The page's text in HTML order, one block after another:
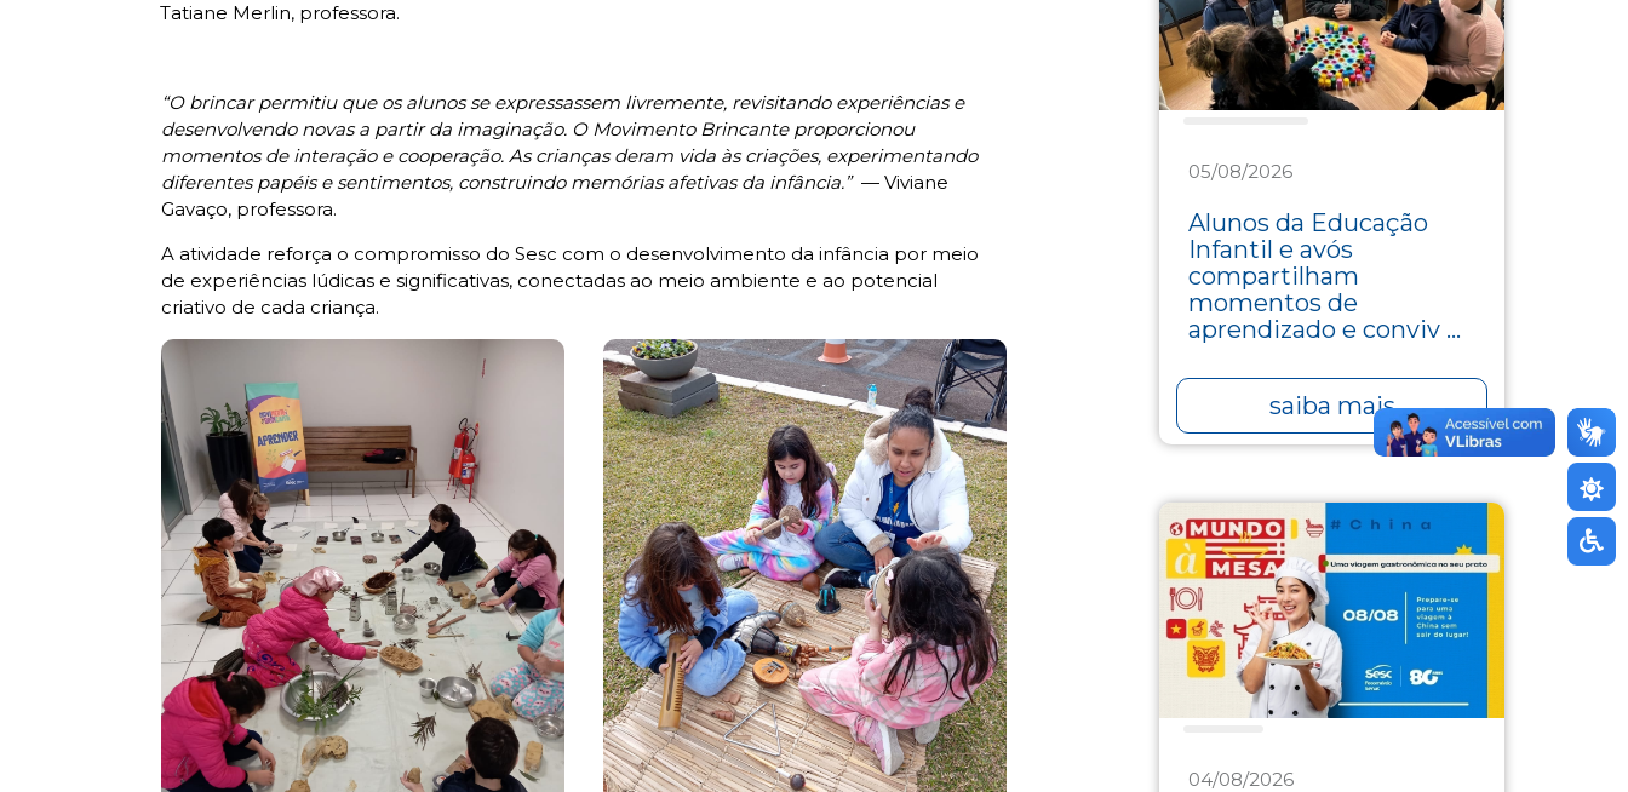
Tatiane Merlin, professora.
“O brincar permitiu que os alunos se expressassem livremente, revisitando experiências e
desenvolvendo novas a partir da imaginação. O Movimento Brincante proporcionou
momentos de interação e cooperação. As crianças deram vida às criações, experimentando
diferentes papéis e sentimentos, construindo memórias afetivas da infância.”— Viviane
Gavaço, professora.
A atividade reforça o compromisso do Sesc com o desenvolvimento da infância por meio
de experiências lúdicas e significativas, conectadas ao meio ambiente e ao potencial
criativo de cada criança.
05/08/2026
Alunos da Educação
Infantil e avós
compartilham
momentos de
aprendizado e conviv ...
saiba mais
04/08/2026